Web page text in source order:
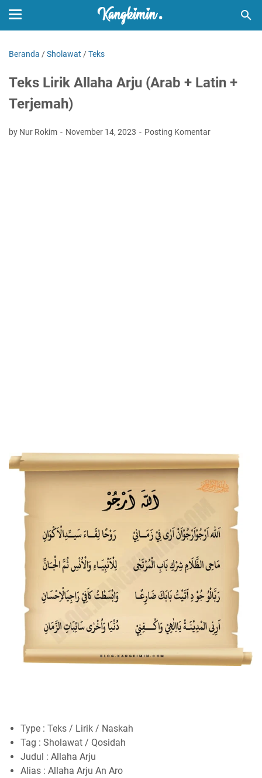
Beranda /Sholawat /Teks
Teks Lirik Allaha Arju (Arab + Latin +
Terjemah)
by Nur Rokim November 14, 2023 Posting Komentar
Type : Teks / Lirik / Naskah
Tag : Sholawat / Qosidah
Judul : Allaha Arju
Alias : Allaha Arju An Aro